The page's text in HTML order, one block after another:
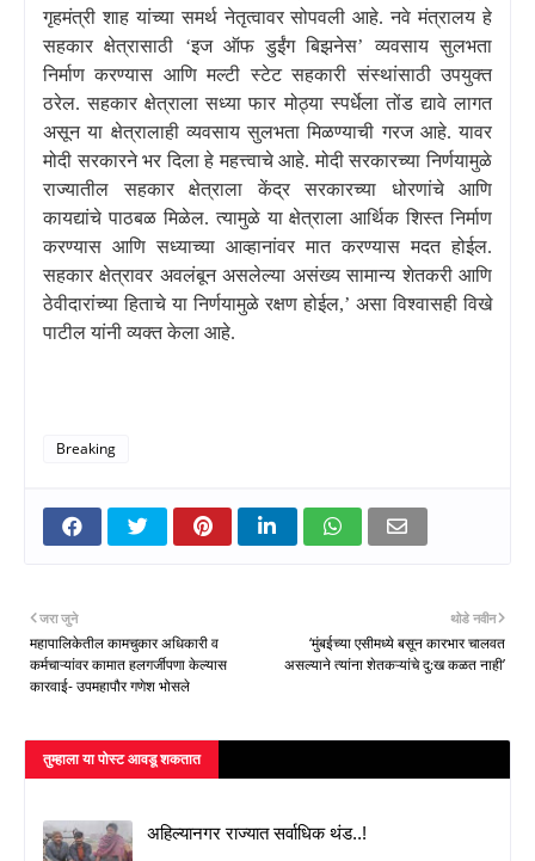
गृहमंत्री शाह यांच्या समर्थ नेतृत्वावर सोपवली आहे. नवे मंत्रालय हे
सहकार क्षेत्रासाठी ‘इज ऑफ डुईंग बिझनेस’व्यवसाय सुलभता
निर्माण करण्यास आणि मल्टी स्टेट सहकारी संस्थांसाठी उपयुक्त
ठरेल. सहकार क्षेत्राला सध्या फार मोठ्या स्पर्धेला तोंड द्यावे लागत
असून या क्षेत्रालाही व्यवसाय सुलभता मिळण्याची गरज आहे. यावर
मोदी सरकारने भर दिला हे महत्त्वाचे आहे. मोदी सरकारच्या निर्णयामुळे
राज्यातील सहकार क्षेत्राला केंद्र सरकारच्या धोरणांचे आणि
कायद्यांचे पाठबळ मिळेल. त्यामुळे या क्षेत्राला आर्थिक शिस्त निर्माण
करण्यास आणि सध्याच्या आव्हानांवर मात करण्यास मदत होईल.
सहकार क्षेत्रावर अवलंबून असलेल्या असंख्य सामान्य शेतकरी आणि
ठेवीदारांच्या हिताचे या निर्णयामुळे रक्षण होईल,’ असा विश्वासही विखे
पाटील यांनी व्यक्त केला आहे.
Breaking
थोडे नवीन
‘मुंबईच्या एसीमध्ये बसून कारभार चालवत
असल्याने त्यांना शेतकऱ्यांचे दु:ख कळत नाही’
जरा जुने
महापालिकेतील कामचुकार अधिकारी व
कर्मचाऱ्यांवर कामात हलगर्जीपणा केल्यास
कारवाई- उपमहापौर गणेश भोसले
तुम्‍हाला या पोस्‍ट आवडू शकतात
अहिल्यानगर राज्यात सर्वाधिक थंड..!